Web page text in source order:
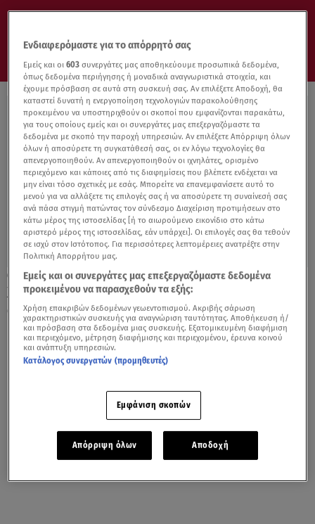
01.11.21, 16:12
Χρυσή Αυγή: Απορρίφθηκαν αλλά τρία
αιτήματα αποφυλάκισης
Ενδιαφερόμαστε για το απόρρητό σας
Εμείς και οι603 συνεργάτες μας αποθηκεύουμε προσωπικά δεδομένα,
όπως δεδομένα περιήγησης ή μοναδικά αναγνωριστικά στοιχεία, και
έχουμε πρόσβαση σε αυτά στη συσκευή σας. Αν επιλέξετε Αποδοχή, θα
καταστεί δυνατή η ενεργοποίηση τεχνολογιών παρακολούθησης
προκειμένου να υποστηριχθούν οι σκοποί που εμφανίζονται παρακάτω,
για τους οποίους εμείς και οι συνεργάτες μας επεξεργαζόμαστε τα
δεδομένα με σκοπό την παροχή υπηρεσιών. Αν επιλέξετε Απόρριψη όλων
όλων ή αποσύρετε τη συγκατάθεσή σας, οι εν λόγω τεχνολογίες θα
απενεργοποιηθούν. Αν απενεργοποιηθούν οι ιχνηλάτες, ορισμένο
περιεχόμενο και κάποιες από τις διαφημίσεις που βλέπετε ενδέχεται να
μην είναι τόσο σχετικές με εσάς. Μπορείτε να επανεμφανίσετε αυτό το
μενού για να αλλάξετε τις επιλογές σας ή να αποσύρετε τη συναίνεσή σας
ανά πάσα στιγμή πατώντας τον σύνδεσμο Διαχείριση προτιμήσεων στο
κάτω μέρος της ιστοσελίδας [ή το αιωρούμενο εικονίδιο στο κάτω
αριστερό μέρος της ιστοσελίδας, εάν υπάρχει]. Οι επιλογές σας θα τεθούν
σε ισχύ στον Ιστότοπος. Για περισσότερες λεπτομέρειες ανατρέξτε στην
Πολιτική Απορρήτου μας.
Εμείς και οι συνεργάτες μας επεξεργαζόμαστε δεδομένα
προκειμένου να παρασχεθούν τα εξής:
Χρήση επακριβών δεδομένων γεωεντοπισμού. Ακριβής σάρωση
χαρακτηριστικών συσκευής για αναγνώριση ταυτότητας. Αποθήκευση ή/
και πρόσβαση στα δεδομένα μιας συσκευής. Εξατομικευμένη διαφήμιση
και περιεχόμενο, μέτρηση διαφήμισης και περιεχομένου, έρευνα κοινού
και ανάπτυξη υπηρεσιών.
Κατάλογος συνεργατών (προμηθευτές)
Εμφάνιση σκοπών
Απόρριψη όλων Αποδοχή